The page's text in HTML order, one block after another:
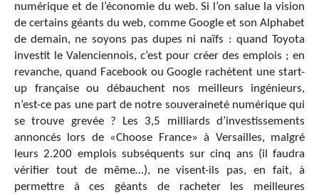
numérique et de l’économie du web. Si l’on salue la vision
de certains géants du web, comme Google et son Alphabet
de demain, ne soyons pas dupes ni naïfs : quand Toyota
investit le Valenciennois, c’est pour créer des emplois ; en
revanche, quand Facebook ou Google rachètent une start-
up française ou débauchent nos meilleurs ingénieurs,
n’est-ce pas une part de notre souveraineté numérique qui
se trouve grevée ? Les 3,5 milliards d’investissements
annoncés lors de «Choose France» à Versailles, malgré
leurs 2.200 emplois subséquents sur cinq ans (il faudra
vérifier tout de même…), ne visent-ils pas, en fait, à
permettre à ces géants de racheter les meilleures